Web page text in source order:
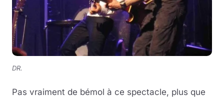
DR.
Pas vraiment de bémol à ce spectacle, plus que